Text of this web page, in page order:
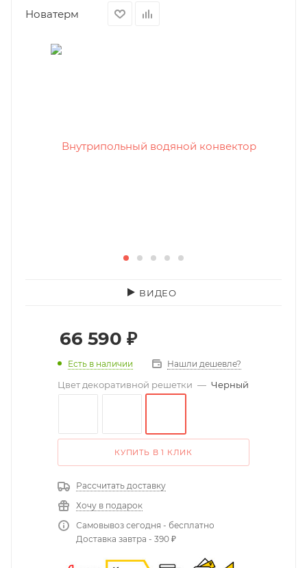
Новатерм
ВИДЕО
66 590 ₽
Есть в наличии Нашли дешевле?
Цвет декоративной решетки — Черный
КУПИТЬ В 1 КЛИК
Рассчитать доставку
Хочу в подарок
Самовывоз сегодня - бесплатно
Доставка завтра - 390 ₽